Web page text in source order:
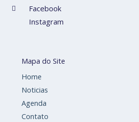
Facebook
Instagram
Mapa do Site
Home
Noticias
Agenda
Contato